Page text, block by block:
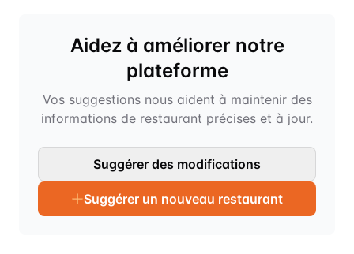
Aidez à améliorer notre
plateforme
Vos suggestions nous aident à maintenir des
informations de restaurant précises et à jour.
Suggérer des modifications
Suggérer un nouveau restaurant